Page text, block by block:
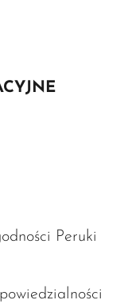
Peruki